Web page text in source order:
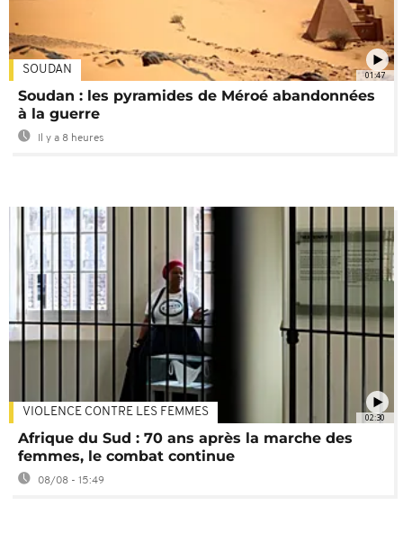
01:47
SOUDAN
Soudan : les pyramides de Méroé abandonnées
à la guerre
Il y a 8 heures
02:30
VIOLENCE CONTRE LES FEMMES
Afrique du Sud : 70 ans après la marche des
femmes, le combat continue
08/08 - 15:49